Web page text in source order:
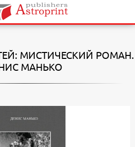
МИСТИЧЕСКИЙ РОМАН.
МАНЬКО